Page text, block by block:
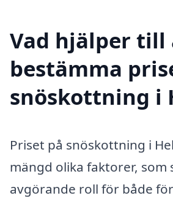
Vad hjälper till
bestämma
snöskottning i
Priset på snöskottning i
mängd olika faktorer, som
avgörande roll för både